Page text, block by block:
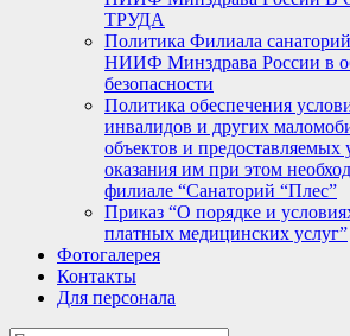
ТРУДА
Политика Филиала
НИИФ Минздрава России в
безопасности
Политика обеспечения
инвалидов и других
объектов и предоставляемых
оказания им при этом
филиале “Санаторий “Плес”
Приказ “О порядке и
платных медицинских услуг”
Фотогалерея
Контакты
Для персонала